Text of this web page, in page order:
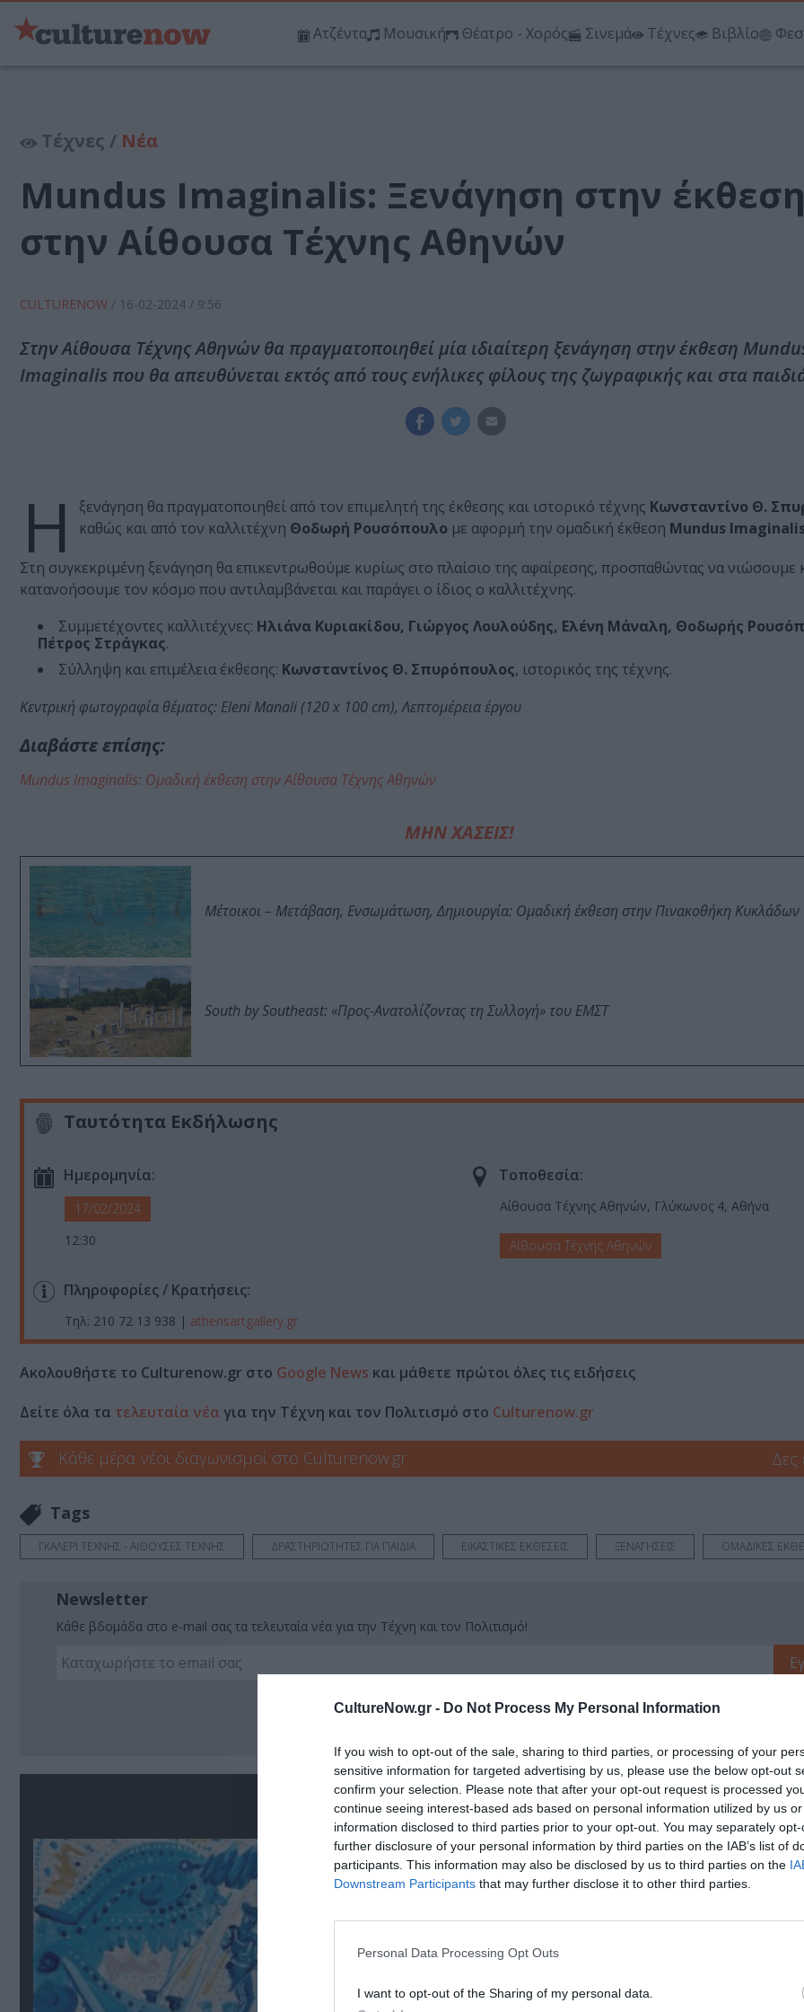
CultureNow.gr - Do Not Process My Personal Information
If you wish to opt-out of the sale, sharing to third parties, or processing of your
sensitive information for targeted advertising by us, please use the below opt-out
confirm your selection. Please note that after your opt-out request is processed
continue seeing interest-based ads based on personal information utilized by us
information disclosed to third parties prior to your opt-out. You may separately
further disclosure of your personal information by third parties on the IAB’s list of
participants. This information may also be disclosed by us to third parties on the
Downstream Participants that may further disclose it to other third parties.
Personal Data Processing Opt Outs
I want to opt-out of the Sharing of my personal data.
Ατζέντα Μουσική Θέατρο - Χορός Σινεμά Τέχνες Βιβλίο
Τέχνες / Νέα
Mundus Imaginalis: Ξενάγηση στην έκθεση
στην Αίθουσα Τέχνης Αθηνών
CULTURENOW / 16-02-2024 / 9:56
Στην Αίθουσα Τέχνης Αθηνών θα πραγματοποιηθεί μία ιδιαίτερη ξενάγηση στην έκθεση
Imaginalis που θα απευθύνεται εκτός από τους ενήλικες φίλους της ζωγραφικής και στα
Η ξενάγηση θα πραγματοποιηθεί από τον επιμελητή της έκθεσης και ιστορικό τέχνης Κωνσταντίνο Θ.
καθώς και από τον καλλιτέχνη Θοδωρή Ρουσόπουλο με αφορμή την ομαδική έκθεση Mundus
Στη συγκεκριμένη ξενάγηση θα επικεντρωθούμε κυρίως στο πλαίσιο της αφαίρεσης, προσπαθώντας να νιώσουμε
κατανοήσουμε τον κόσμο που αντιλαμβάνεται και παράγει ο ίδιος ο καλλιτέχνης.
Συμμετέχοντες καλλιτέχνες: Ηλιάνα Κυριακίδου, Γιώργος Λουλούδης, Ελένη Μάναλη, Θοδωρής
Πέτρος Στράγκας.
Σύλληψη και επιμέλεια έκθεσης: Κωνσταντίνος Θ. Σπυρόπουλος, ιστορικός της τέχνης.
Κεντρική φωτογραφία θέματος: Eleni Manali (120 x 100 cm), Λεπτομέρεια έργου
Διαβάστε επίσης:
Mundus Imaginalis: Ομαδική έκθεση στην Αίθουσα Τέχνης Αθηνών
ΜΗΝ ΧΑΣΕΙΣ!
Μέτοικοι – Μετάβαση, Ενσωμάτωση, Δημιουργία: Ομαδική έκθεση στην Πινακοθήκη Κυκλάδων
South by Southeast: «Προς-Ανατολίζοντας τη Συλλογή» του ΕΜΣΤ
Ταυτότητα Εκδήλωσης
Ημερομηνία:
17/02/2024
12:30
Τοποθεσία:
Αίθουσα Τέχνης Αθηνών, Γλύκωνος 4, Αθήνα
Αίθουσα Τέχνης Αθηνών
Πληροφορίες / Κρατήσεις:
Τηλ: 210 72 13 938 | athensartgallery.gr
Ακολουθήστε το Culturenow.gr στο Google News και μάθετε πρώτοι όλες τις ειδήσεις
Δείτε όλα τα τελευταία νέα για την Τέχνη και τον Πολιτισμό στο Culturenow.gr
Κάθε μέρα νέοι διαγωνισμοί στο Culturenow.gr Δες
Tags
ΓΚΑΛΕΡΙ ΤΕΧΝΗΣ - ΑΙΘΟΥΣΕΣ ΤΕΧΝΗΣ ΔΡΑΣΤΗΡΙΟΤΗΤΕΣ ΓΙΑ ΠΑΙΔΙΑ ΕΙΚΑΣΤΙΚΕΣ ΕΚΘΕΣΕΙΣ ΞΕΝΑΓΗΣΕΙΣ ΟΜΑΔΙΚΕΣ
Newsletter
Κάθε βδομάδα στο e-mail σας τα τελευταία νέα για την Τέχνη και τον Πολιτισμό!
Σχετικά Άρθρα